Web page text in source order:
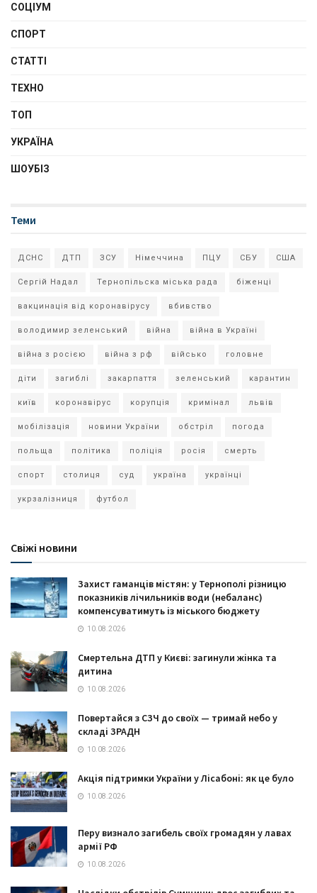
СОЦІУМ
СПОРТ
СТАТТІ
ТЕХНО
ТОП
УКРАЇНА
ШОУБІЗ
Теми
ДСНС ДТП ЗСУ Німеччина ПЦУ СБУ США
Сергій Надал Тернопільска міська рада біженці
вакцинація від коронавірусу вбивство
володимир зеленський війна війна в Україні
війна з росією війна з рф військо головне
діти загиблі закарпаття зеленський карантин
київ коронавірус корупція кримінал львів
мобілізація новини України обстріл погода
польща політика поліція росія смерть
спорт столиця суд україна українці
укрзалізниця футбол
Свіжі новини
Захист гаманців містян: у Тернополі різницю
показників лічильників води (небаланс)
компенсуватимуть із міського бюджету
10.08.2026
Смертельна ДТП у Києві: загинули жінка та
дитина
10.08.2026
Повертайся з СЗЧ до своїх — тримай небо у
складі ЗРАДН
10.08.2026
Акція підтримки України у Лісабоні: як це було
10.08.2026
Перу визнало загибель своїх громадян у лавах
армії РФ
10.08.2026